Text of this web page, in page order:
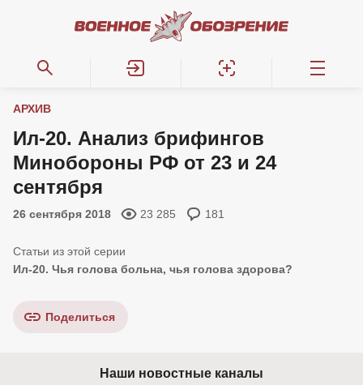
АРХИВ
Ил-20. Анализ брифингов
Минобороны РФ от 23 и 24
сентября
26 сентября 2018 23 285 181
Ил-20. Чья голова больна, чья голова здорова?
Поделиться
Наши новостные каналы